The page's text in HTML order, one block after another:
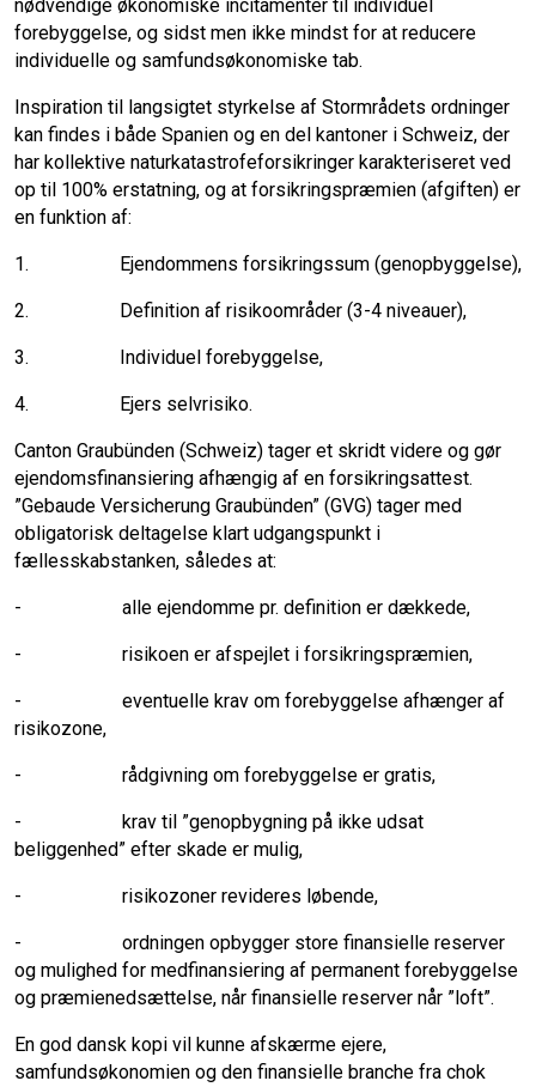
nødvendige økonomiske incitamenter til individuel
forebyggelse, og sidst men ikke mindst for at reducere
individuelle og samfundsøkonomiske tab.
Inspiration til langsigtet styrkelse af Stormrådets ordninger
kan findes i både Spanien og en del kantoner i Schweiz, der
har kollektive naturkatastrofeforsikringer karakteriseret ved
op til 100% erstatning, og at forsikringspræmien (afgiften) er
en funktion af:
1. Ejendommens forsikringssum (genopbyggelse),
2. Definition af risikoområder (3-4 niveauer),
3. Individuel forebyggelse,
4. Ejers selvrisiko.
Canton Graubünden (Schweiz) tager et skridt videre og gør
ejendomsfinansiering afhængig af en forsikringsattest.
”Gebaude Versicherung Graubünden” (GVG) tager med
obligatorisk deltagelse klart udgangspunkt i
fællesskabstanken, således at:
- alle ejendomme pr. definition er dækkede,
- risikoen er afspejlet i forsikringspræmien,
- eventuelle krav om forebyggelse afhænger af
risikozone,
- rådgivning om forebyggelse er gratis,
- krav til ”genopbygning på ikke udsat
beliggenhed” efter skade er mulig,
- risikozoner revideres løbende,
- ordningen opbygger store finansielle reserver
og mulighed for medfinansiering af permanent forebyggelse
og præmienedsættelse, når finansielle reserver når ”loft”.
En god dansk kopi vil kunne afskærme ejere,
samfundsøkonomien og den finansielle branche fra chok